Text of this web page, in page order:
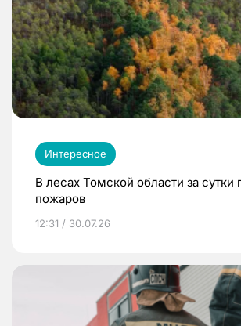
Интересное
В лесах Томской области за сутки
пожаров
12:31 / 30.07.26